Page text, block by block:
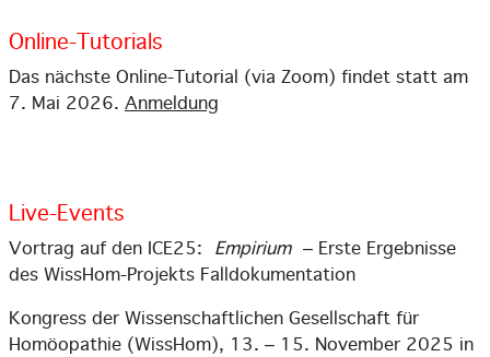
Online-Tutorials
Das nächste Online-Tutorial (via Zoom) findet statt am
7. Mai 2026. Anmeldung
Live-Events
Vortrag auf den ICE25: Empirium – Erste Ergebnisse
des WissHom-Projekts Falldokumentation
Kongress der Wissenschaftlichen Gesellschaft für
Homöopathie (WissHom), 13. – 15. November 2025 in